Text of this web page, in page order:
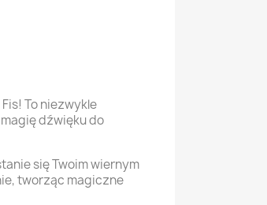
To niezwykle
dźwięku do
się Twoim wiernym
tworząc magiczne